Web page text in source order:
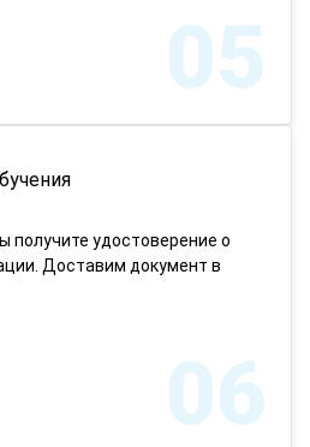
05
получите удостоверение о
Доставим документ в
06